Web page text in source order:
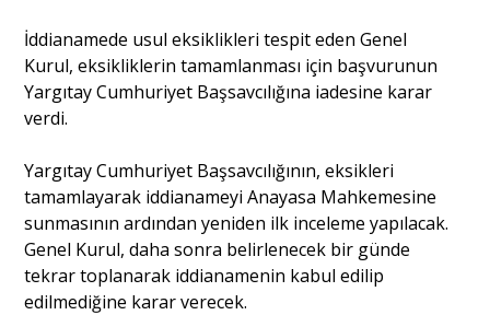
Yazı Dizisi
Portre
Yazarlar
İddianamede usul eksiklikleri tespit eden Genel
Kurul, eksikliklerin tamamlanması için başvurunun
Yargıtay Cumhuriyet Başsavcılığına iadesine karar
verdi.
Yargıtay Cumhuriyet Başsavcılığının, eksikleri
tamamlayarak iddianameyi Anayasa Mahkemesine
sunmasının ardından yeniden ilk inceleme yapılacak.
Genel Kurul, daha sonra belirlenecek bir günde
tekrar toplanarak iddianamenin kabul edilip
edilmediğine karar verecek.